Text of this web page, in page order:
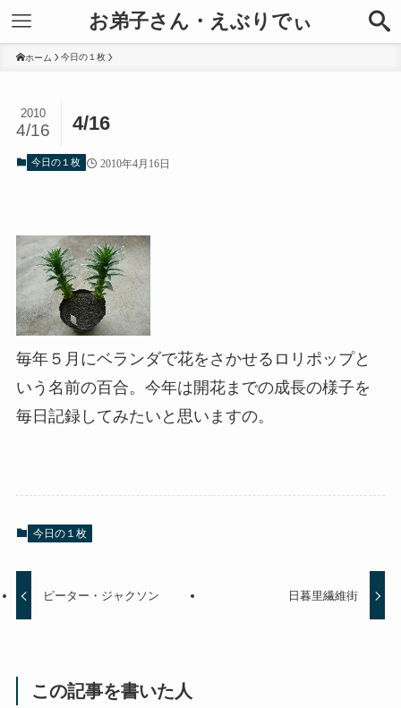
お弟子さん・えぶりでぃ
ホーム 今日の１枚
4/16
2010
4/16
今日の１枚 2010年4月16日
毎年５月にベランダで花をさかせるロリポップと
いう名前の百合。今年は開花までの成長の様子を
毎日記録してみたいと思いますの。
今日の１枚
ピーター・ジャクソン 日暮里繊維街
この記事を書いた人